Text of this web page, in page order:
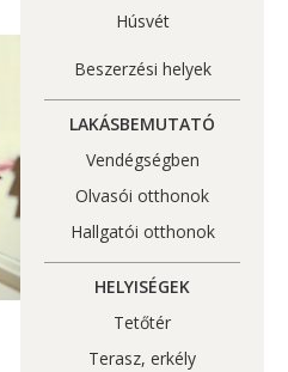
Húsvét
Beszerzési helyek
LAKÁSBEMUTATÓ
Vendégségben
Olvasói otthonok
Hallgatói otthonok
HELYISÉGEK
Tetőtér
Terasz, erkély